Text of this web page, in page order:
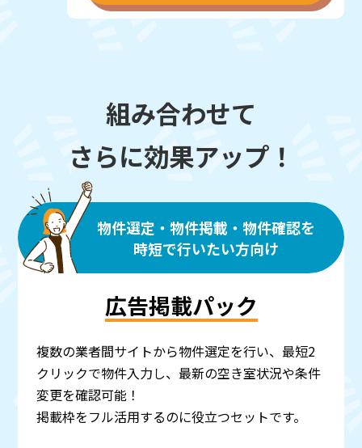
組み合わせて
さらに効果アップ！
物件選定・物件掲載・物件確認を
時短で行いたい方向け
広告掲載パック
複数の業者間サイトから物件選定を行い、最短2
クリックで物件入力し、最新の空き室状況や条件
変更を確認可能！
掲載枠をフル活用するのに役立つセットです。